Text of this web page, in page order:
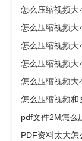
怎么压缩视频大
怎么压缩视频大
怎么压缩视频大
怎么压缩视频大
怎么压缩视频大
怎么压缩视频和
pdf文件2M怎么
PDF资料太大